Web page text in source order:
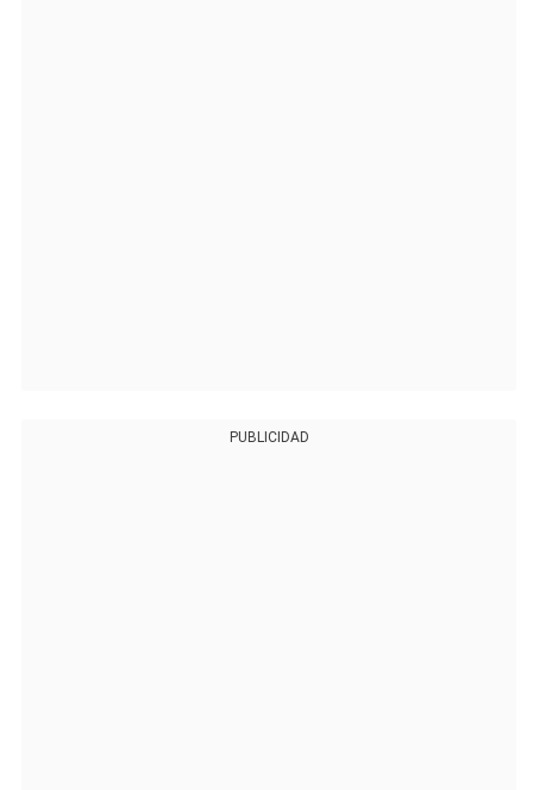
PUBLICIDAD